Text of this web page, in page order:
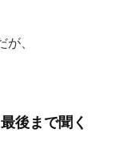
、
後まで聞く